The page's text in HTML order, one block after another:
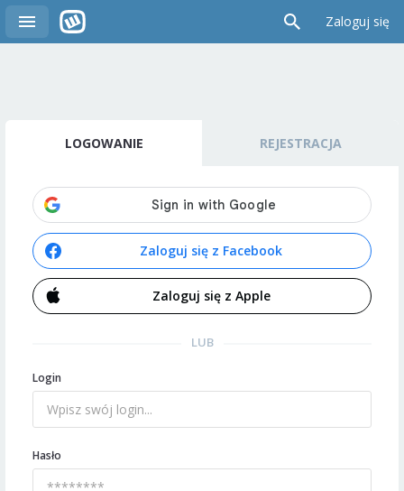
Zaloguj się
LOGOWANIE REJESTRACJA
Zaloguj się z Facebook
Zaloguj się z Apple
LUB
Login
Hasło